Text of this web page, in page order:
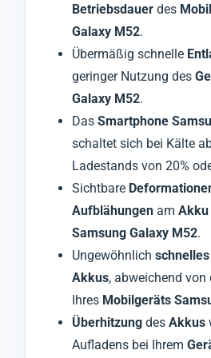
Betriebsdauer des
Galaxy M52.
Übermäßig schnelle
geringer Nutzung des
Galaxy M52.
Das Smartphone
schaltet sich bei Kälte
Ladestands von 20%
Sichtbare
Aufblähungen am Akku
Samsung Galaxy M52.
Ungewöhnlich
Akkus, abweichend
Ihres Mobilgeräts
Überhitzung des Akkus
Aufladens bei Ihrem